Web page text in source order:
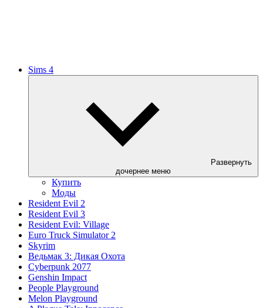
Sims 4
Развернуть
дочернее меню
Купить
Моды
Resident Evil 2
Resident Evil 3
Resident Evil: Village
Euro Truck Simulator 2
Skyrim
Ведьмак 3: Дикая Охота
Cyberpunk 2077
Genshin Impact
People Playground
Melon Playground